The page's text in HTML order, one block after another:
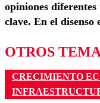
opiniones diferentes
clave. En el disenso
OTROS
CRECIMIENTO